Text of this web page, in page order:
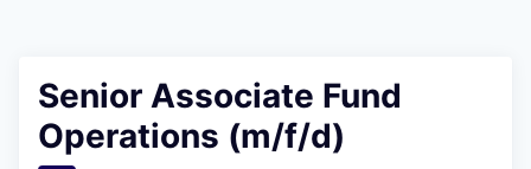
Senior Associate Fund
Operations (m/f/d)